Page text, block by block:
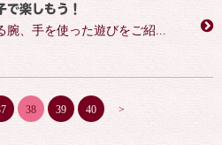
で楽しもう！
腕、手を使った遊びをご紹...
38 39 40 >